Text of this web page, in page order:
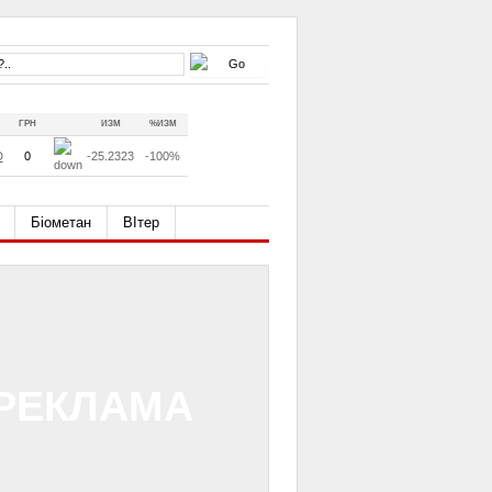
ГРН ИЗМ %ИЗМ
0 -25.2323 -100%
Біометан ВІтер